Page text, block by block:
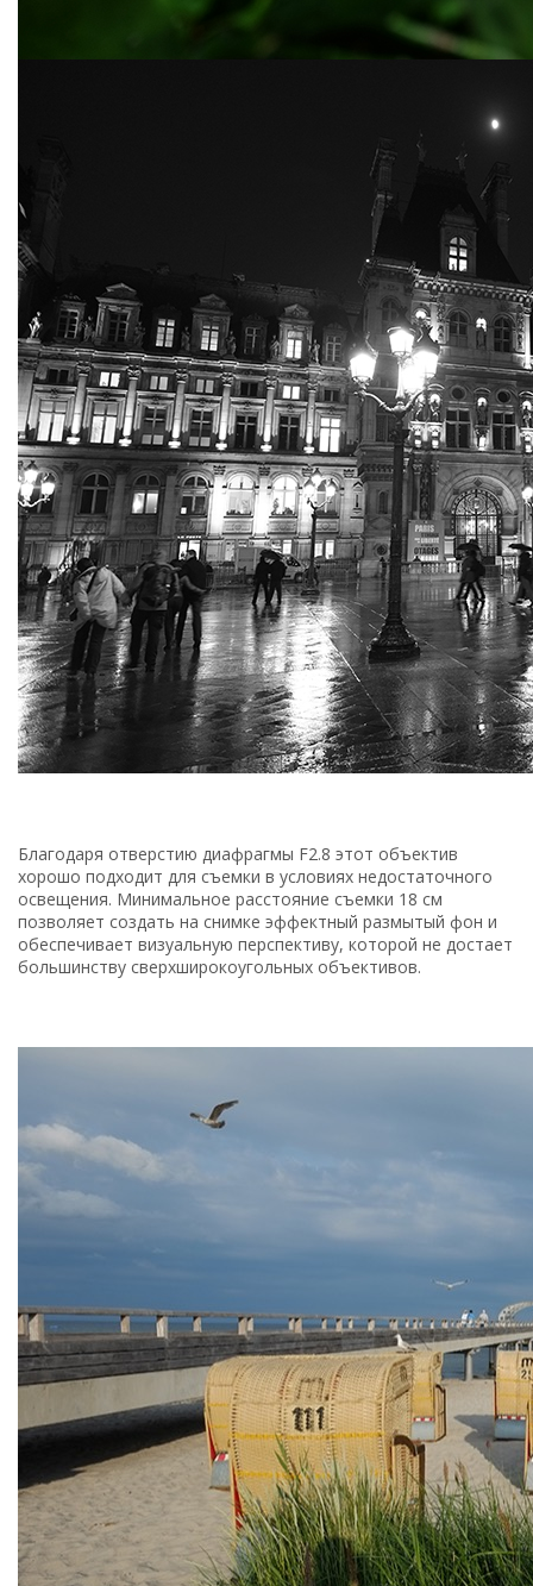
Благодаря отверстию диафрагмы F2.8 этот объектив
хорошо подходит для съемки в условиях недостаточного
освещения. Минимальное расстояние съемки 18 см
позволяет создать на снимке эффектный размытый фон и
обеспечивает визуальную перспективу, которой не достает
большинству сверхширокоугольных объективов.